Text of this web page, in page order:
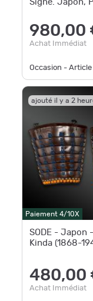
Signé. Japon,
980,00
Achat Immédiat
Occasion -
ajouté il y a 2
Paiement 4/10X
SODE - Japon
Kinda (1868-
480,00
Achat Immédiat